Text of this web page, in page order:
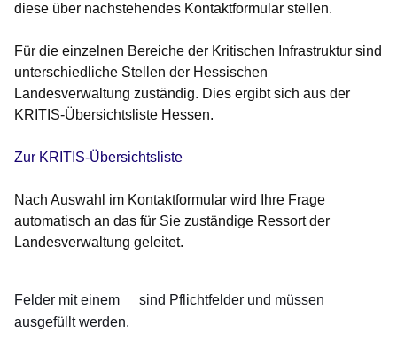
diese über nachstehendes Kontaktformular stellen.
Für die einzelnen Bereiche der Kritischen Infrastruktur sind
unterschiedliche Stellen der Hessischen
Landesverwaltung zuständig. Dies ergibt sich aus der
KRITIS-Übersichtsliste Hessen.
Zur KRITIS-Übersichtsliste
Nach Auswahl im Kontaktformular wird Ihre Frage
automatisch an das für Sie zuständige Ressort der
Landesverwaltung geleitet.
Felder mit einem
sind Pflichtfelder und müssen
ausgefüllt werden.